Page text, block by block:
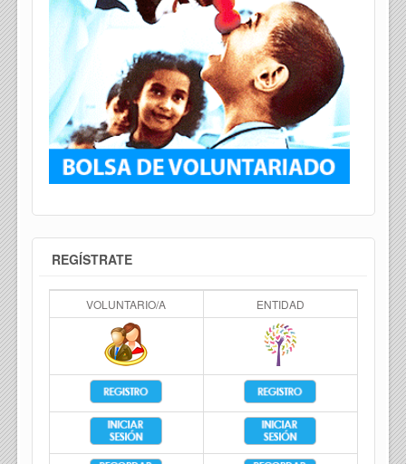
REGÍSTRATE
VOLUNTARIO/A ENTIDAD